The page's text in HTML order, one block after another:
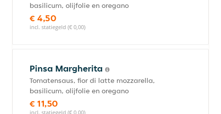
basilicum, olijfolie en oregano
€ 4,50
incl. statiegeld (€ 0,00)
Pinsa Margherita
Tomatensaus, fior di latte mozzarella,
basilicum, olijfolie en oregano
€ 11,50
incl. statiegeld (€ 0,00)